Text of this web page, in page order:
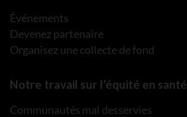
Événements
Devenez partenaire
Organisez une collecte de fond
Notre travail sur l’équité en santé
Communautés mal desservies